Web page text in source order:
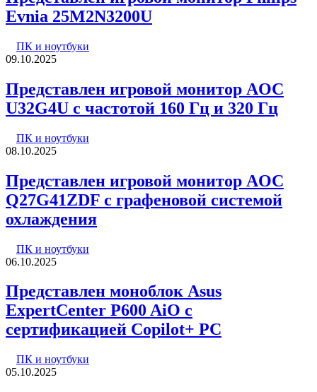
Evnia 25M2N3200U
ПК и ноутбуки
09.10.2025
Представлен игровой монитор AOC
U32G4U с частотой 160 Гц и 320 Гц
ПК и ноутбуки
08.10.2025
Представлен игровой монитор AOC
Q27G41ZDF с графеновой системой
охлаждения
ПК и ноутбуки
06.10.2025
Представлен моноблок Asus
ExpertCenter P600 AiO с
сертификацией Copilot+ PC
ПК и ноутбуки
05.10.2025